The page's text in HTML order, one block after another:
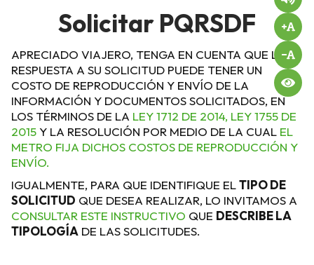
Solicitar PQRSDF
APRECIADO VIAJERO, TENGA EN CUENTA QUE LA
RESPUESTA A SU SOLICITUD PUEDE TENER UN
COSTO DE REPRODUCCIÓN Y ENVÍO DE LA
INFORMACIÓN Y DOCUMENTOS SOLICITADOS, EN
LOS TÉRMINOS DE LA LEY 1712 DE 2014, LEY 1755 DE
2015 Y LA RESOLUCIÓN POR MEDIO DE LA CUAL EL
METRO FIJA DICHOS COSTOS DE REPRODUCCIÓN Y
ENVÍO.
IGUALMENTE, PARA QUE IDENTIFIQUE ELTIPO DE
SOLICITUD QUE DESEA REALIZAR, LO INVITAMOS A
CONSULTAR ESTE INSTRUCTIVO QUE DESCRIBE LA
TIPOLOGÍA DE LAS SOLICITUDES.